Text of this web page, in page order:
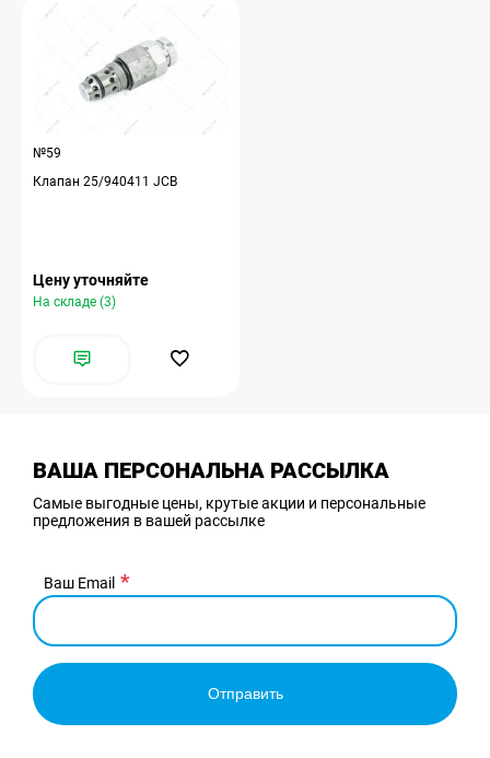
№59
Клапан 25/940411 JCB
Цену уточняйте
На складе (3)
ВАША ПЕРСОНАЛЬНА РАССЫЛКА
Самые выгодные цены, крутые акции и персональные
предложения в вашей рассылке
Ваш Email
Отправить